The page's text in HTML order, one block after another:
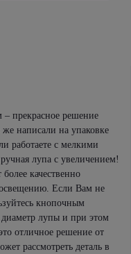
– прекрасное решение
написали на упаковке
работаете с мелкими
лупа с увеличением!
качественно
Если Вам не
кнопочным
лупы и при этом
отличное решение от
рассмотреть деталь в